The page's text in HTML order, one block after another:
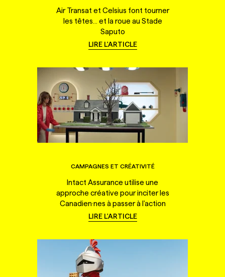
Air Transat et Celsius font tourner
les têtes... et la roue au Stade
Saputo
LIRE L'ARTICLE
CAMPAGNES ET CRÉATIVITÉ
Intact Assurance utilise une
approche créative pour inciter les
Canadien·nes à passer à l'action
LIRE L'ARTICLE